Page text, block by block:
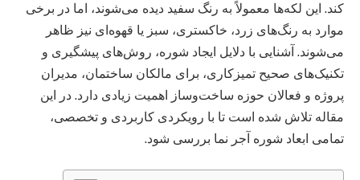
کند. این لکه‌ها معمولاً به رنگ سفید دیده می‌شوند، اما در برخی
موارد به رنگ‌های زرد، خاکستری، سبز یا قهوه‌ای نیز ظاهر
می‌شوند. آشنایی با دلایل ایجاد شوره، روش‌های پیشگیری و
تکنیک‌های صحیح تمیزکاری، برای مالکان ساختمان، مدیران
پروژه و فعالان حوزه ساخت‌وساز اهمیت زیادی دارد. در این
مقاله تلاش شده است تا با رویکردی کاربردی و تخصصی،
تمامی ابعاد شوره آجر نما بررسی شود.